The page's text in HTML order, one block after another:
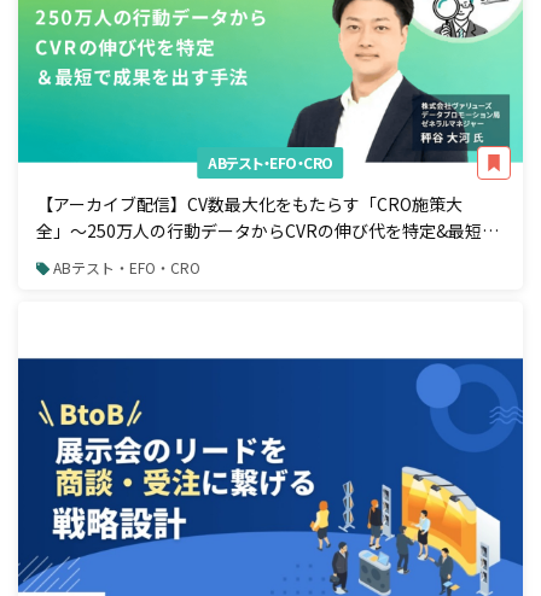
ABテスト・EFO・CRO
【アーカイブ配信】CV数最大化をもたらす「CRO施策大
全」〜250万人の行動データからCVRの伸び代を特定&最短で
成果を出す手法〜
ABテスト・EFO・CRO